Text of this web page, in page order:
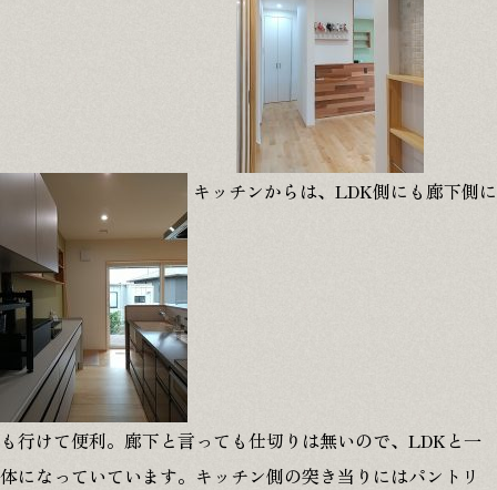
キッチンからは、LDK側にも廊下側に
も行けて便利。廊下と言っても仕切りは無いので、LDKと一
体になっていています。キッチン側の突き当りにはパントリ